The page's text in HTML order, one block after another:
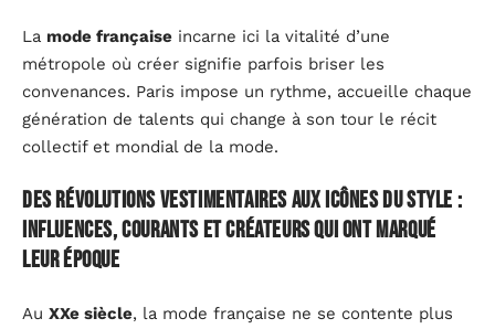
La mode française incarne ici la vitalité d’une
métropole où créer signifie parfois briser les
convenances. Paris impose un rythme, accueille chaque
génération de talents qui change à son tour le récit
collectif et mondial de la mode.
Des révolutions vestimentaires aux icônes du style :
influences, courants et créateurs qui ont marqué
leur époque
Au XXe siècle, la mode française ne se contente plus